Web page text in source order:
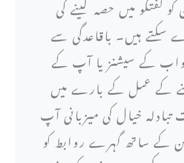
کو گفتگو میں حصہ لینے کی
ہیں۔ باقاعدگی سے
کے سیشنز یا آپ کے
کے عمل کے بارے میں
خیال کی میزبانی آپ
کے ساتھ گہرے روابط کو